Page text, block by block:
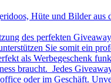
Hüte und Bilder aus
des perfekten
Sie somit ein
als Werbegeschenk
braucht. Jedes
oder im Geschäft.